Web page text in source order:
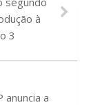
à
3
anuncia a